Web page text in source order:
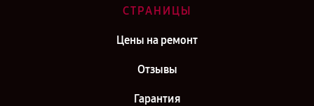
СТРАНИЦЫ
Цены на ремонт
Отзывы
Гарантия